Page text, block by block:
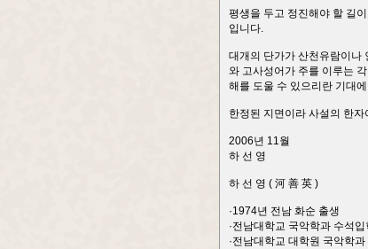
평생을 두고 정진해야 할 길
입니다.
대개의 단가가 산천유람이나
와 고사성어가 주를 이루는
해를 도울 수 있으리란 기대
한정된 지면이라 사설의 한
2006년 11월
하 선 영
하 선 영 ( 河 善 英 )
·1974년 전남 화순 출생
·전남대학교 국악학과 수석
·전남대학교 대학원 국악학과